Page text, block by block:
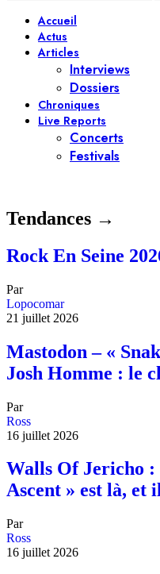
Accueil
Actus
Articles
Interviews
Dossiers
Chroniques
Live Reports
Concerts
Festivals
Tendances →
Rock En Seine
Par
Lopocomar
21 juillet 2026
Mastodon – «
Josh Homme : le
Par
Ross
16 juillet 2026
Walls Of Jericho :
Ascent » est là, et
Par
Ross
16 juillet 2026